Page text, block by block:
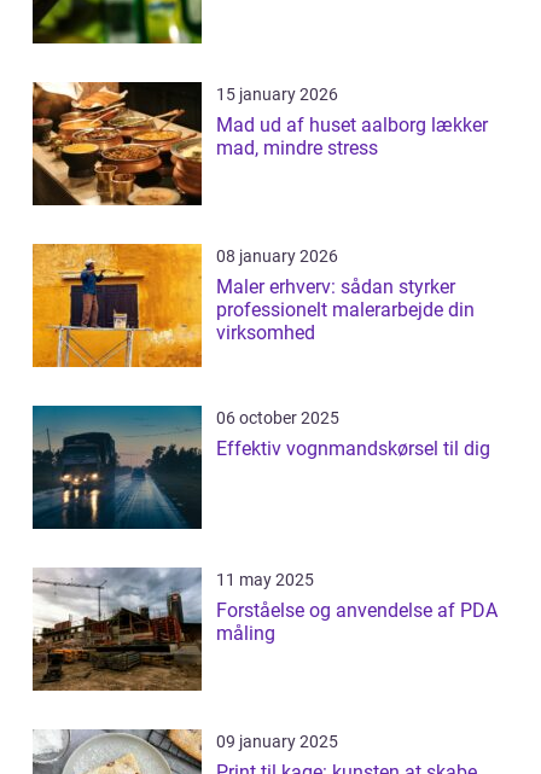
15 january 2026
Mad ud af huset aalborg lækker
mad, mindre stress
08 january 2026
Maler erhverv: sådan styrker
professionelt malerarbejde din
virksomhed
06 october 2025
Effektiv vognmandskørsel til dig
11 may 2025
Forståelse og anvendelse af PDA
måling
09 january 2025